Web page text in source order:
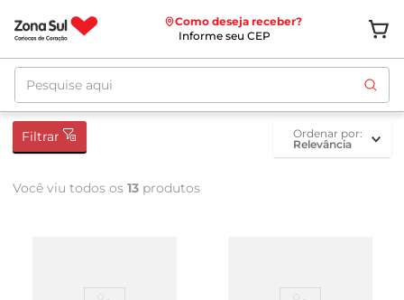
Como deseja receber?
Informe seu CEP
Pesquise aqui
Filtrar
ordenar por
Relevância
Você viu todos os 13 produtos